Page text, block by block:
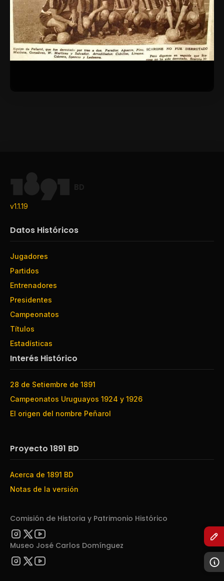
BD
v1.1.19
Datos Históricos
Jugadores
Partidos
Entrenadores
Presidentes
Campeonatos
Títulos
Estadísticas
Interés Histórico
28 de Setiembre de 1891
Campeonatos Uruguayos 1924 y 1926
El origen del nombre Peñarol
Proyecto 1891 BD
Acerca de 1891 BD
Notas de la versión
Comisión de Historia y Patrimonio Histórico
Museo José Carlos Domínguez